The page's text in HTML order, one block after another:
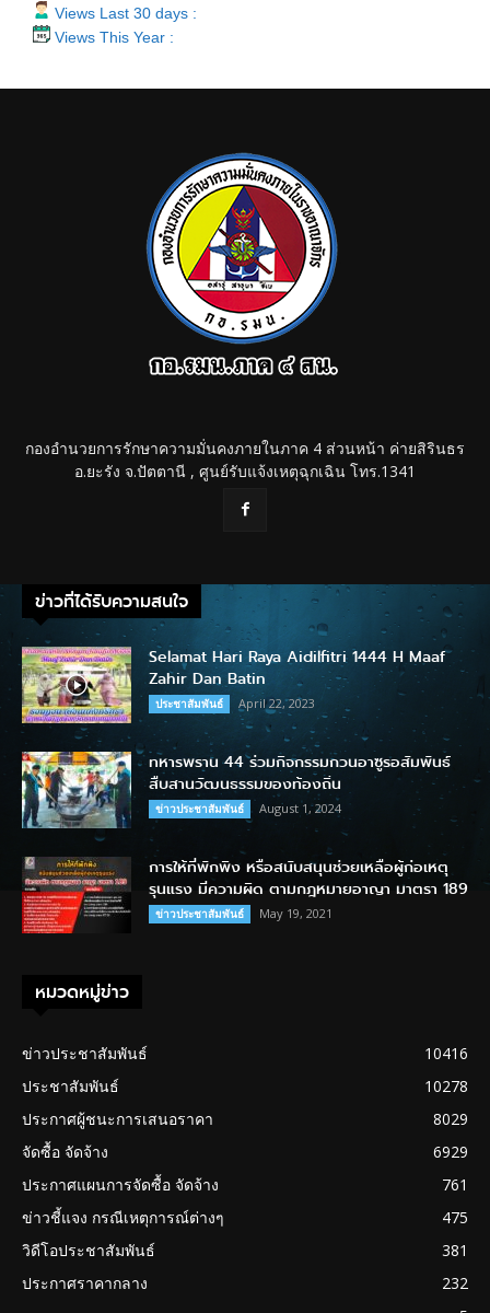
Views Last 30 days :
Views This Year :
กองอำนวยการรักษาความมั่นคงภายในภาค 4 ส่วนหน้า ค่ายสิรินธร
อ.ยะรัง จ.ปัตตานี , ศูนย์รับแจ้งเหตุฉุกเฉิน โทร.1341
ข่าวที่ได้รับความสนใจ
Selamat Hari Raya Aidilfitri 1444 H Maaf
Zahir Dan Batin
ประชาสัมพันธ์ April 22, 2023
ทหารพราน 44 ร่วมกิจกรรมกวนอาซูรอสัมพันธ์
สืบสานวัฒนธรรมของท้องถิ่น
ข่าวประชาสัมพันธ์ August 1, 2024
การให้ที่พักพิง หรือสนับสนุนช่วยเหลือผู้ก่อเหตุ
รุนแรง มีความผิด ตามกฎหมายอาญา มาตรา 189
ข่าวประชาสัมพันธ์ May 19, 2021
หมวดหมู่ข่าว
ข่าวประชาสัมพันธ์
10416
ประชาสัมพันธ์
10278
ประกาศผู้ชนะการเสนอราคา
8029
จัดซื้อ จัดจ้าง
6929
ประกาศแผนการจัดซื้อ จัดจ้าง
761
ข่าวชี้แจง กรณีเหตุการณ์ต่างๆ
475
วิดีโอประชาสัมพันธ์
381
ประกาศราคากลาง
232